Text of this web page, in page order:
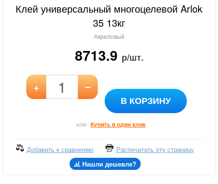
Клей универсальный многоцелевой Arlok
35 13кг
Акриловый
8713.9 р/шт.
+ –
В КОРЗИНУ
или Купить в один клик
Добавить к сравнению
Распечатать эту страницу
Нашли дешевле?